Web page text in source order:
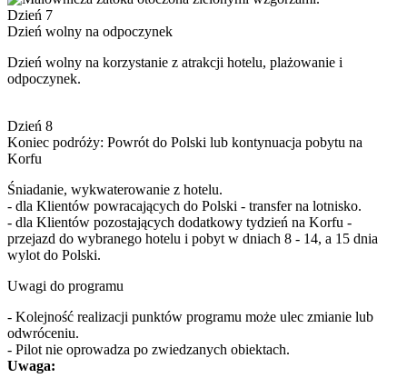
Dzień 7
Dzień wolny na odpoczynek
Dzień wolny na korzystanie z atrakcji hotelu, plażowanie i
odpoczynek.
Dzień 8
Koniec podróży: Powrót do Polski lub kontynuacja pobytu na
Korfu
Śniadanie, wykwaterowanie z hotelu.
- dla Klientów powracających do Polski - transfer na lotnisko.
- dla Klientów pozostających dodatkowy tydzień na Korfu -
przejazd do wybranego hotelu i pobyt w dniach 8 - 14, a 15 dnia
wylot do Polski.
Uwagi do programu
- Kolejność realizacji punktów programu może ulec zmianie lub
odwróceniu.
- Pilot nie oprowadza po zwiedzanych obiektach.
Uwaga: